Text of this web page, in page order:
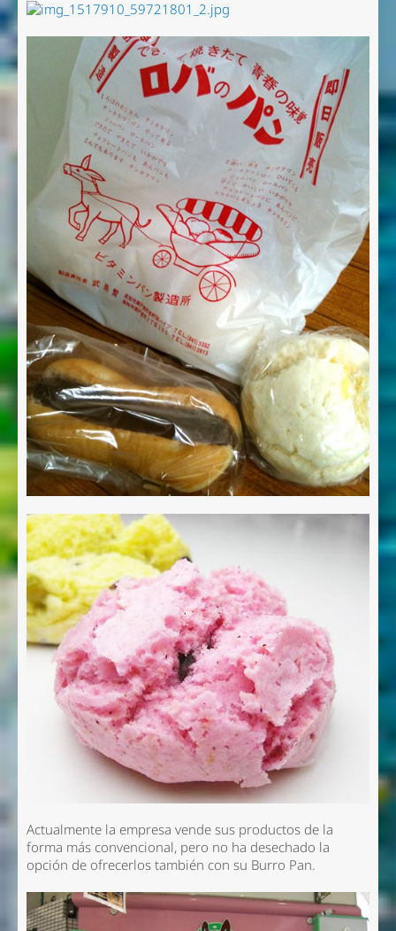
Actualmente la empresa vende sus productos de la
forma más convencional, pero no ha desechado la
opción de ofrecerlos también con su Burro Pan.